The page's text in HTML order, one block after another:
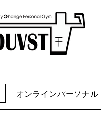
オンラインパーソナル